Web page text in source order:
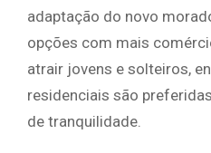
adaptação do novo
opções com mais
atrair jovens e solteiros,
residenciais são
de tranquilidade.